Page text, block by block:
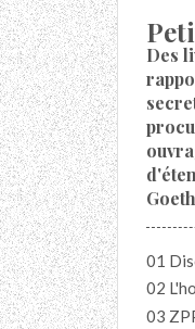
Des
01
02
03